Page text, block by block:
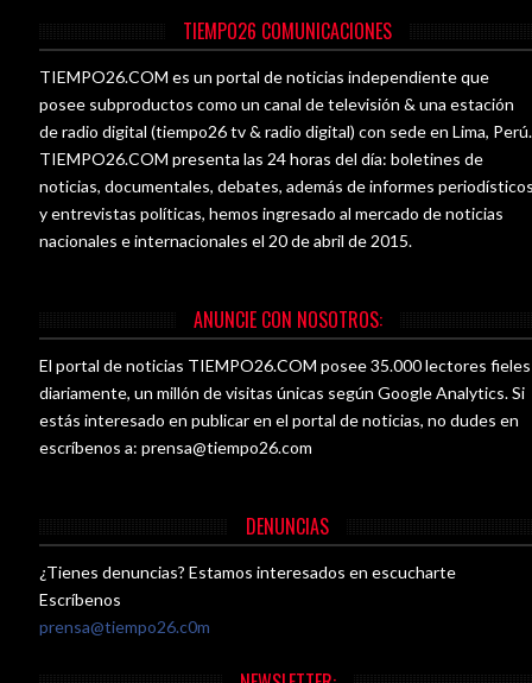
TIEMPO26 COMUNICACIONES
TIEMPO26.COM es un portal de noticias independiente que
posee subproductos como un canal de televisión & una estación
de radio digital (tiempo26 tv & radio digital) con sede en Lima, Perú.
TIEMPO26.COM presenta las 24 horas del día: boletines de
noticias, documentales, debates, además de informes
y entrevistas políticas, hemos ingresado al mercado de noticias
nacionales e internacionales el 20 de abril de 2015.
ANUNCIE CON NOSOTROS:
El portal de noticias TIEMPO26.COM posee 35.000 lectores fieles
diariamente, un millón de visitas únicas según Google Analytics. Si
estás interesado en publicar en el portal de noticias, no dudes en
escríbenos a:prensa@tiempo26.com
DENUNCIAS
¿Tienes denuncias? Estamos interesados en escucharte
Escríbenos
prensa@tiempo26.c0m